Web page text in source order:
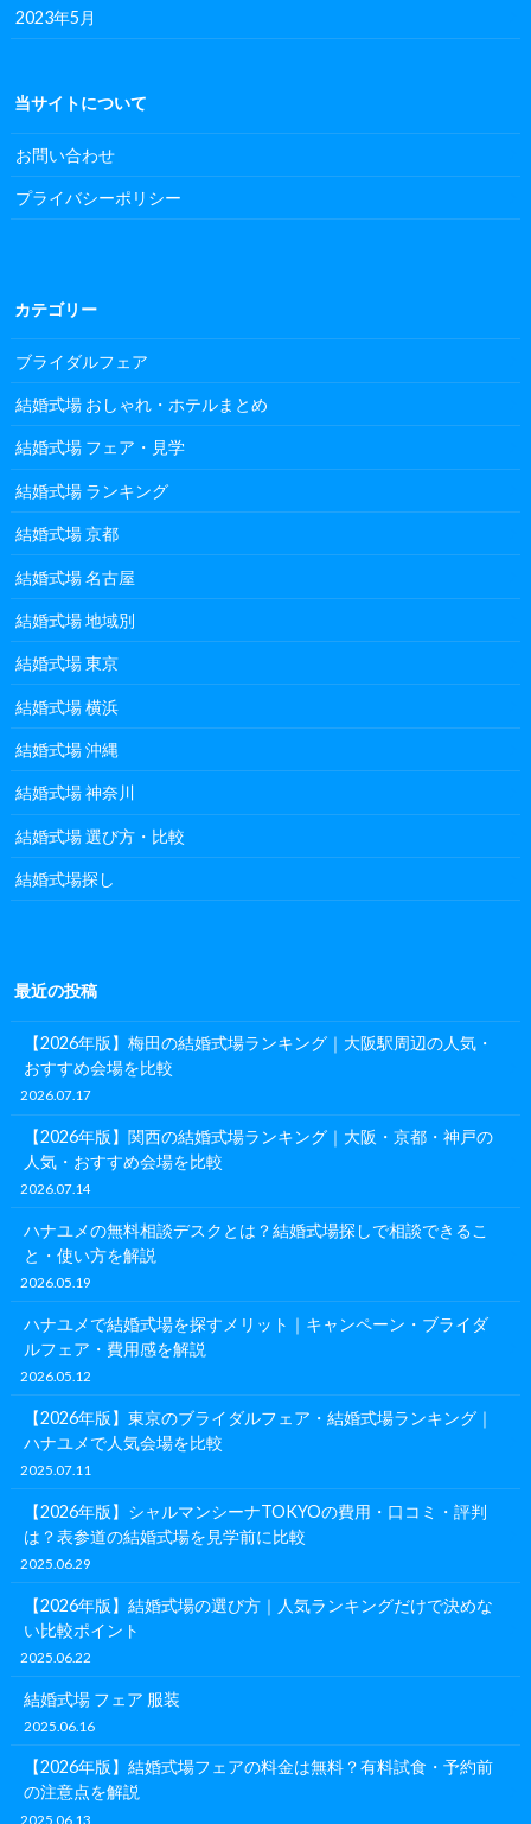
2023年5月
当サイトについて
お問い合わせ
プライバシーポリシー
カテゴリー
ブライダルフェア
結婚式場 おしゃれ・ホテルまとめ
結婚式場 フェア・見学
結婚式場 ランキング
結婚式場 京都
結婚式場 名古屋
結婚式場 地域別
結婚式場 東京
結婚式場 横浜
結婚式場 沖縄
結婚式場 神奈川
結婚式場 選び方・比較
結婚式場探し
最近の投稿
【2026年版】梅田の結婚式場ランキング｜大阪駅周辺の人気・
おすすめ会場を比較
2026.07.17
【2026年版】関西の結婚式場ランキング｜大阪・京都・神戸の
人気・おすすめ会場を比較
2026.07.14
ハナユメの無料相談デスクとは？結婚式場探しで相談できるこ
と・使い方を解説
2026.05.19
ハナユメで結婚式場を探すメリット｜キャンペーン・ブライダ
ルフェア・費用感を解説
2026.05.12
【2026年版】東京のブライダルフェア・結婚式場ランキング｜
ハナユメで人気会場を比較
2025.07.11
【2026年版】シャルマンシーナTOKYOの費用・口コミ・評判
は？表参道の結婚式場を見学前に比較
2025.06.29
【2026年版】結婚式場の選び方｜人気ランキングだけで決めな
い比較ポイント
2025.06.22
結婚式場 フェア 服装
2025.06.16
【2026年版】結婚式場フェアの料金は無料？有料試食・予約前
の注意点を解説
2025.06.13